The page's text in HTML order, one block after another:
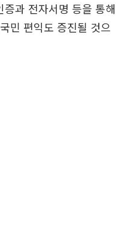
과 전자서명 등을 통해
민 편익도 증진될 것으